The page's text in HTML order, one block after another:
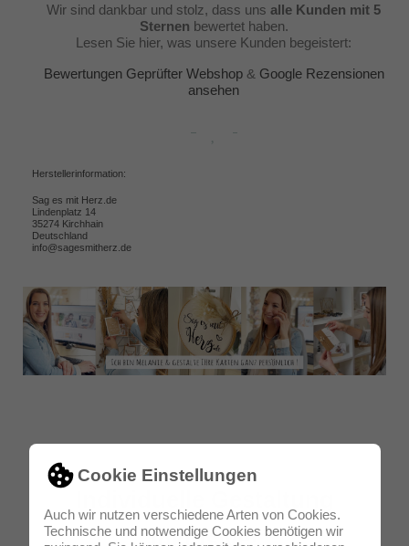
Cookie Einstellungen
Auch wir nutzen verschiedene Arten von Cookies.
Technische und notwendige Cookies benötigen wir
Wir sind dankbar und stolz, dass uns alle Kunden mit 5
Sternen bewertet haben.
Lesen Sie hier, was unsere Kunden begeistert:
Bewertungen Geprüfter Webshop& Google Rezensionen
ansehen
Herstellerinformation:
Sag es mit Herz.de
Lindenplatz 14
35274 Kirchhain
Deutschland
info@sagesmitherz.de
inklusive!